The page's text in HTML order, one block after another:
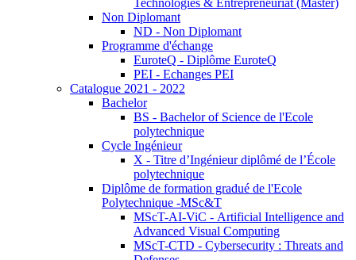
Technologies & Entrepreneuriat (Master)
Non Diplomant
ND - Non Diplomant
Programme d'échange
EuroteQ - Diplôme EuroteQ
PEI - Echanges PEI
Catalogue 2021 - 2022
Bachelor
BS - Bachelor of Science de l'Ecole
polytechnique
Cycle Ingénieur
X - Titre d’Ingénieur diplômé de l’École
polytechnique
Diplôme de formation gradué de l'Ecole
Polytechnique -MSc&T
MScT-AI-ViC - Artificial Intelligence and
Advanced Visual Computing
MScT-CTD - Cybersecurity : Threats and